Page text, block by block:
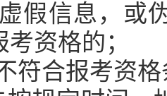
虚假信息，或
资格的；
符合报考资